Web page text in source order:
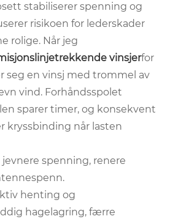
stabiliserer spenning og
risikoen for lederskader
rolige. Når jeg
vinsjerfor
seg en vinsj med trommel av
vind. Forhåndsspolet
sparer timer, og konsekvent
kryssbinding når lasten
spenning, renere
henting og
hagelagring, færre